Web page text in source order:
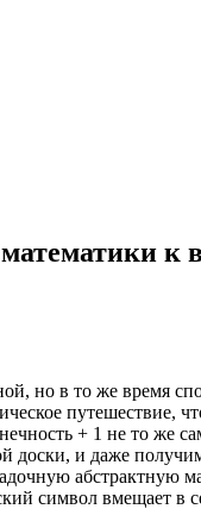
но в то же время
путешествие,
+ 1 не то же
и даже
абстрактную
символ вмещает в